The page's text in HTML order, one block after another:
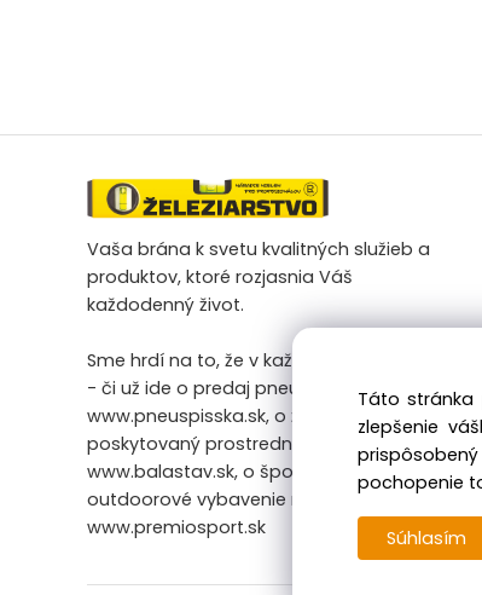
Vaša brána k svetu kvalitných služieb a
produktov, ktoré rozjasnia Váš
každodenný život.
Sme hrdí na to, že v každej našej činnosti
- či už ide o predaj pneumatík na
www.pneuspisska.sk, o železiarsky tovar
poskytovaný prostredníctvom
www.balastav.sk, o športové a
outdoorové vybavenie na
www.premiosport.sk
Táto stránka
zlepšenie
pochopenie
Súhlasím